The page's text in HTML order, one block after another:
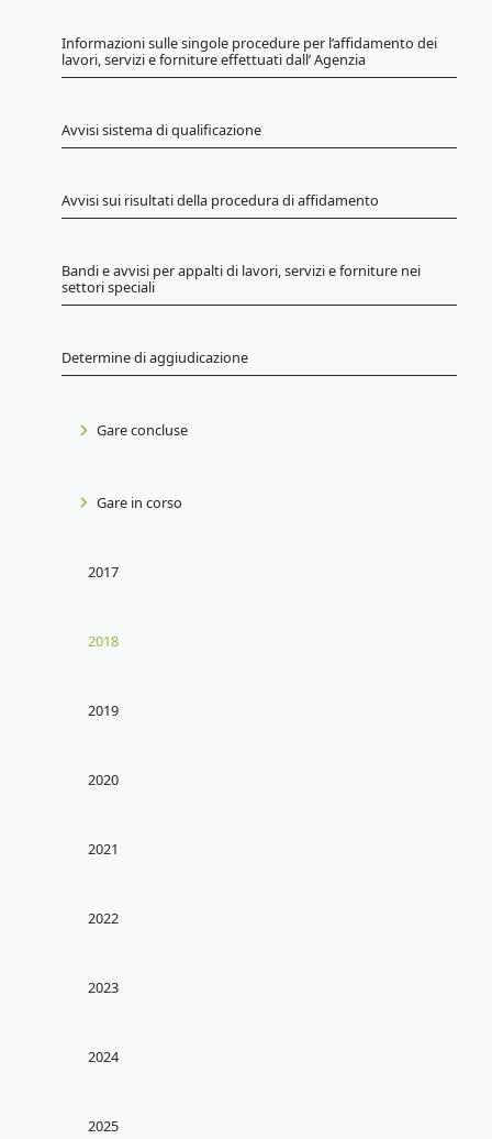
Informazioni sulle singole procedure per l’affidamento dei
lavori, servizi e forniture effettuati dall’ Agenzia
Avvisi sistema di qualificazione
Avvisi sui risultati della procedura di affidamento
Bandi e avvisi per appalti di lavori, servizi e forniture nei
settori speciali
Determine di aggiudicazione
Gare concluse
Gare in corso
2017
2018
2019
2020
2021
2022
2023
2024
2025